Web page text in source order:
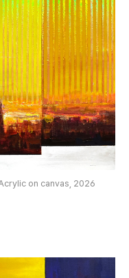
on canvas, 2026